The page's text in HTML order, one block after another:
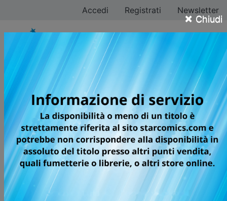
× Chiudi
Accedi Registrati Newsletter
Kazuyoshi Seto
Tutti i fumetti